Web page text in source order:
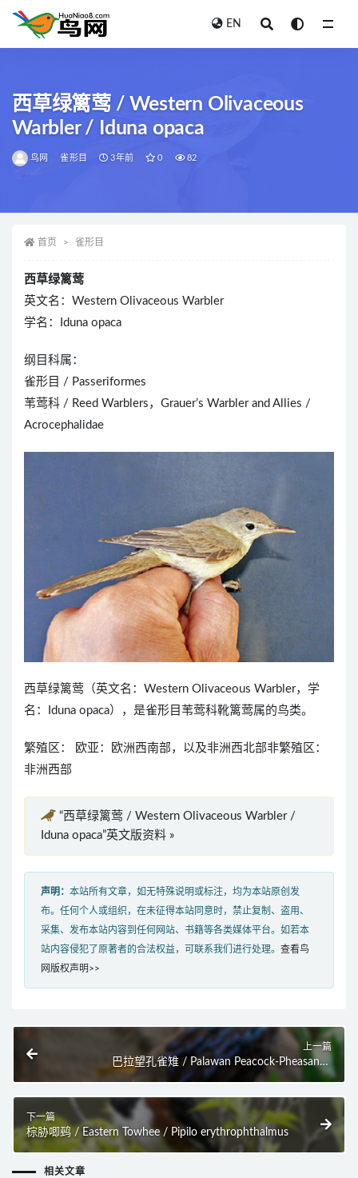
EN
西草绿篱莺 / Western Olivaceous
Warbler / Iduna opaca
鸟网 雀形目 3年前 0 82
首页 雀形目
西草绿篱莺
英文名：Western Olivaceous Warbler
学名：Iduna opaca
纲目科属：
雀形目 / Passeriformes
苇莺科 / Reed Warblers，Grauer’s Warbler and Allies /
Acrocephalidae
西草绿篱莺（英文名：Western Olivaceous Warbler，学
名：Iduna opaca），是雀形目苇莺科靴篱莺属的鸟类。
繁殖区： 欧亚：欧洲西南部，以及非洲西北部非繁殖区：
非洲西部
“西草绿篱莺 / Western Olivaceous Warbler /
Iduna opaca”英文版资料 »
声明： 本站所有文章，如无特殊说明或标注，均为本站原创发
布。任何个人或组织，在未征得本站同意时，禁止复制、盗用、
采集、发布本站内容到任何网站、书籍等各类媒体平台。如若本
站内容侵犯了原著者的合法权益，可联系我们进行处理。 查看鸟
网版权声明>>
上一篇
巴拉望孔雀雉 / Palawan Peacock-Pheasant /
Polyplectron napoleonis
下一篇
棕胁唧鹀 / Eastern Towhee / Pipilo erythrophthalmus
相关文章